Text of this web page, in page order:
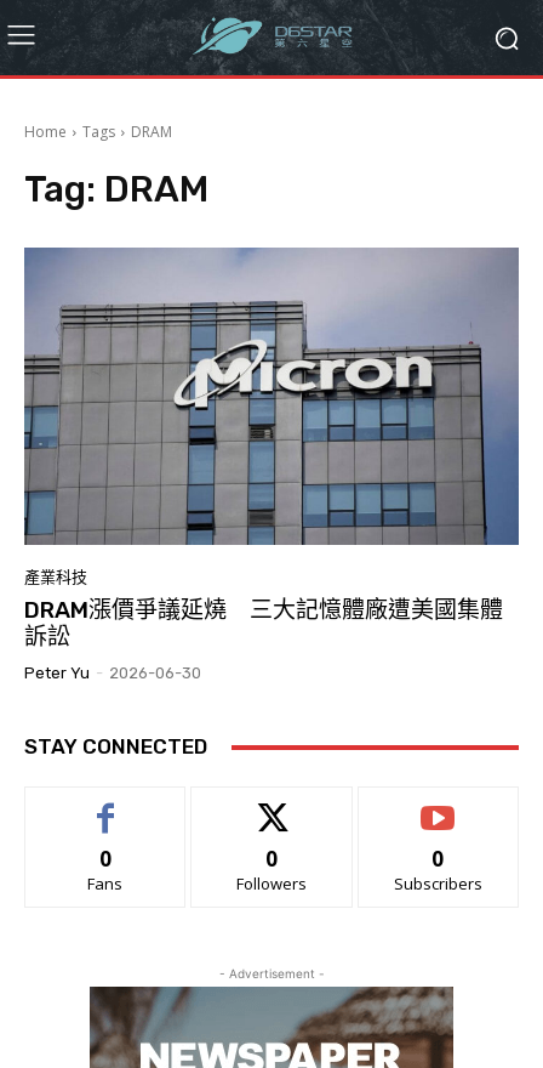
Home Tags DRAM
Tag: DRAM
產業科技
DRAM漲價爭議延燒 三大記憶體廠遭美國集體
訴訟
Peter Yu - 2026-06-30
STAY CONNECTED
0
Fans
0
Followers
0
Subscribers
- Advertisement -